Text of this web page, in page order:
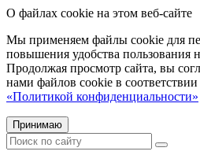
О файлах cookie на этом веб-сайте
Мы применяем файлы cookie для
повышения удобства пользования
Продолжая просмотр сайта, вы
нами файлов cookie в соответствии
«Политикой конфиденциальности»
Принимаю